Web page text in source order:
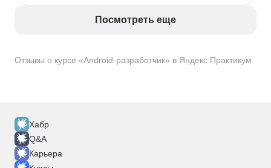
Отзывы о курсе «Android-разработчик» в Яндекс Практикум
Посмотреть еще
Хабр
Q&A
Карьера